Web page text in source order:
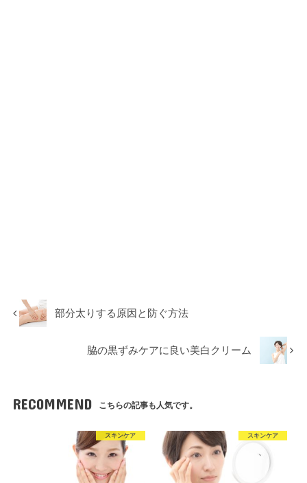
部分太りする原因と防ぐ方法
脇の黒ずみケアに良い美白クリーム
RECOMMEND こちらの記事も人気です。
スキンケア スキンケア